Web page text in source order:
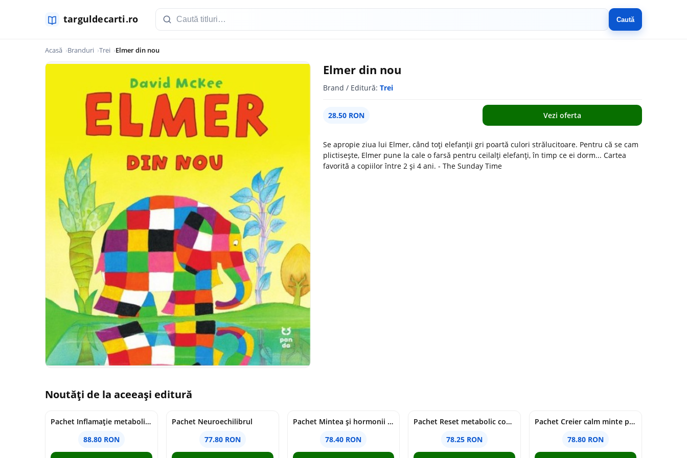
Caută
Acasă Branduri Trei Elmer din nou
Elmer din nou
Brand / Editură: Trei
28.50 RON Vezi oferta
Se apropie ziua lui Elmer, când toți elefanții gri poartă culori strălucitoare. Pentru că se cam
plictisește, Elmer pune la cale o farsă pentru ceilalți elefanți, în timp ce ei dorm... Cartea
favorită a copiilor între 2 și 4 ani. - The Sunday Time
Noutăți de la aceeași editură
Pachet Inflamație metabolism și creier
88.80 RON
Pachet Neuroechilibrul
77.80 RON
Pachet Mintea și hormonii tăi
78.40 RON
Pachet Reset metabolic complet
78.25 RON
Pachet Creier calm minte puternică
78.80 RON